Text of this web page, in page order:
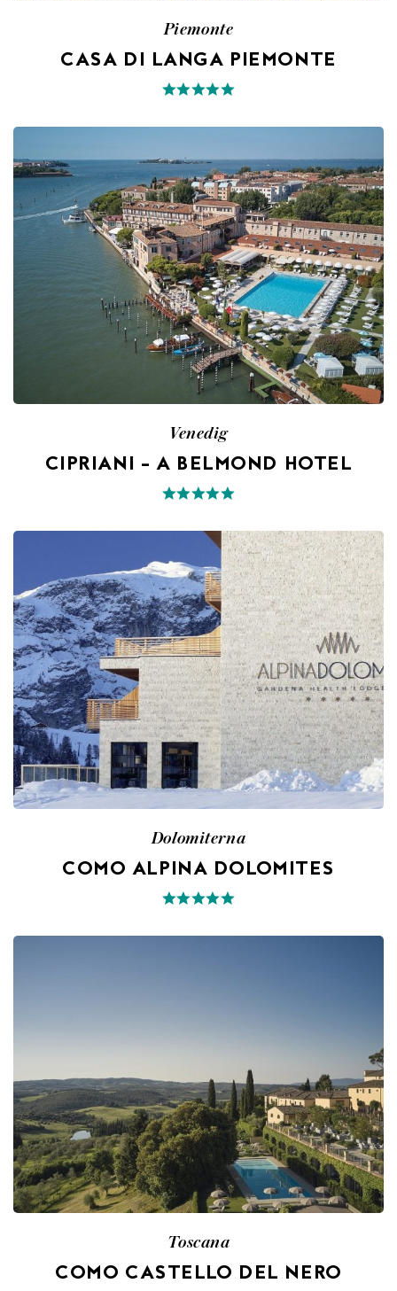
Piemonte
CASA DI LANGA PIEMONTE
Venedig
CIPRIANI – A BELMOND HOTEL
Dolomiterna
COMO ALPINA DOLOMITES
Toscana
COMO CASTELLO DEL NERO